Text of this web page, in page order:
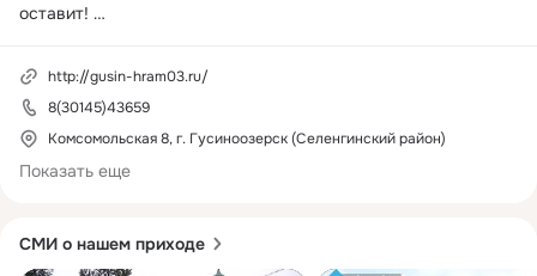
СМИ о нашем приходе
оставит!
2020 8009 7375 или на мобильный банк по номеру
89146348575 (получатель Евгений Валерьевич С.) с
пометкой «На строительство»
✔Отправьте на номер 3434 SMS- сообщение с текстом:
Киот пробел сумма пожертвования
ответной СМС (согласно полученной от оператора
инструкции).
http://gusin-hram03.ru/
8(30145)43659
Комсомольская 8, г. Гусиноозерск (Селенгинский район)
Показать еще